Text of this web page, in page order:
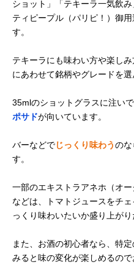
ショット」「テキーラ一気飲
ティピープル（パリピ！）御
す。
テキーラにも味わい方や楽し
にあわせて銘柄やグレードを選
35mlのショットグラスに注いで
ポサドが向いています。
バーなどでじっくり味わうのな
す。
一部のエキストラアネホ（オ
などは、トマトジュースをチ
っくり味わいたいか盛り上が
また、お酒の初心者なら、特
みると味の変化が楽しめるので